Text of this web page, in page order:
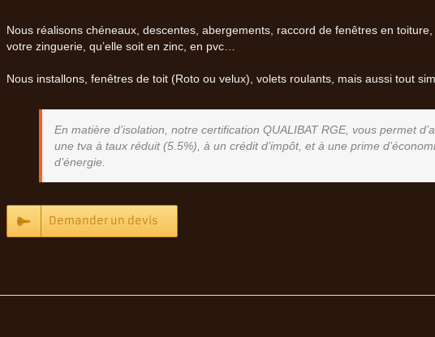
Nous réalisons chéneaux, descentes, abergements, raccord de fenêtres en
votre zinguerie, qu’elle soit en zinc, en pvc…
Nous installons, fenêtres de toit (Roto ou velux), volets roulants, mais aussi tout
En matière d’isolation, notre certification QUALIBAT RGE, vous permet
une tva à taux réduit (5.5%), à un crédit d’impôt, et à une prime
d’énergie.
Demander un devis